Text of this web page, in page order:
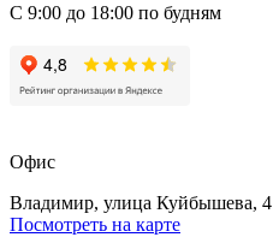
С 9:00 до 18:00 по будням
Офис
Владимир, улица Куйбышева, 4
Посмотреть на карте